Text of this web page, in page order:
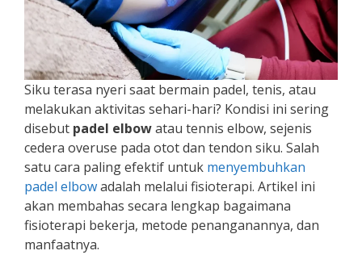
Siku terasa nyeri saat bermain padel, tenis, atau
melakukan aktivitas sehari-hari? Kondisi ini sering
disebut padel elbowatau tennis elbow, sejenis
cedera overuse pada otot dan tendon siku. Salah
satu cara paling efektif untuk menyembuhkan
padel elbowadalah melalui fisioterapi. Artikel ini
akan membahas secara lengkap bagaimana
fisioterapi bekerja, metode penanganannya, dan
manfaatnya.